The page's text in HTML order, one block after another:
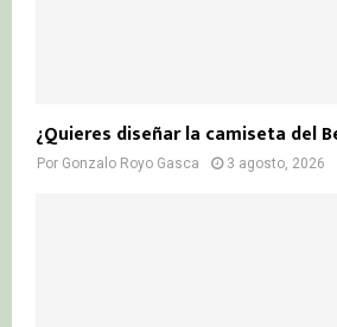
¿Quieres diseñar la camiseta del
Por Gonzalo Royo Gasca 3 agosto, 2026